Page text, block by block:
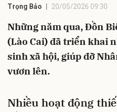
Trọng Bảo 20/05/2026 09:30
Những năm qua, Đồn
(Lào Cai) đã triển khai
sinh xã hội, giúp đỡ
vươn lên.
Nhiều hoạt động